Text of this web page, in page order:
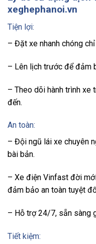
xeghephanoi.vn
Tiện lợi:
– Đặt xe nhanh chóng
– Lên lịch trước để đảm
– Theo dõi hành trình xe
đến.
An toàn:
– Đội ngũ lái xe chuyên
bài bản.
– Xe điện Vinfast đời
đảm bảo an toàn tuyệt
– Hỗ trợ 24/7, sẵn sàng
Tiết kiệm: